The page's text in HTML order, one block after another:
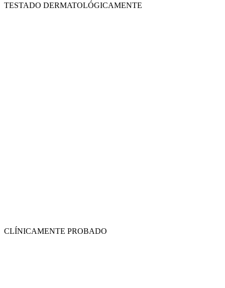
TESTADO DERMATOLÓGICAMENTE
CLÍNICAMENTE PROBADO